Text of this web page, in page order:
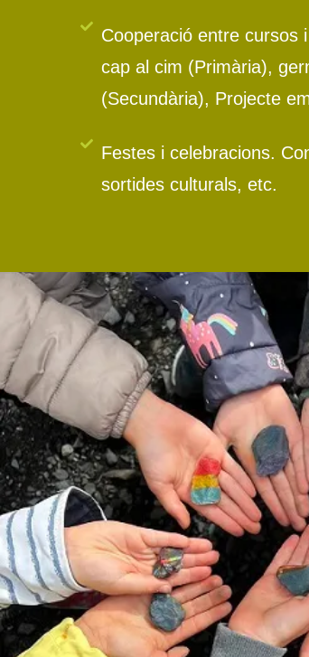
Cooperació entre cursos
cap al cim (Primària),
(Secundària), Projecte
Festes i celebracions.
sortides culturals, etc.